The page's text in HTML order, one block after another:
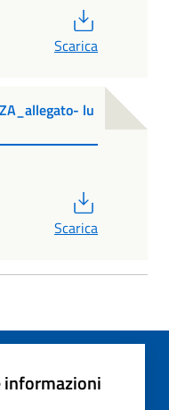
Scarica
lu
Scarica
informazioni